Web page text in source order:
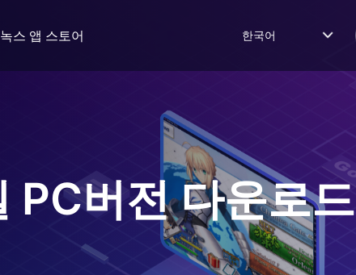
녹스 앱 스토어 한국어
PC버전 다운로드